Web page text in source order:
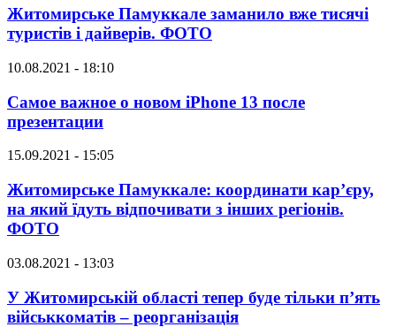
Житомирське Памуккале заманило вже тисячі
туристів і дайверів. ФОТО
10.08.2021 - 18:10
Самое важное о новом iPhone 13 после
презентации
15.09.2021 - 15:05
Житомирське Памуккале: координати кар’єру,
на який їдуть відпочивати з інших регіонів.
ФОТО
03.08.2021 - 13:03
У Житомирській області тепер буде тільки п’ять
військкоматів – реорганізація